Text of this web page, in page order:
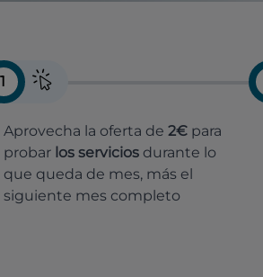
1
Aprovecha la oferta de 2€ para
probar los servicios durante lo
que queda de mes, más el
siguiente mes completo